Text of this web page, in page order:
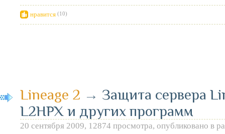
нравится (10)
Lineage 2 → Защита сервера
L2HPX и других программ
20 сентября 2009, 12874 просмотра, опубликовано в